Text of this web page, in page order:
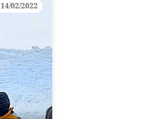
14/02/2022